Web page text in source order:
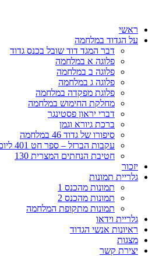
ראשי
על הגדוד במלחמה
דבר המגד דוד שובל בכנס גדוד
פלוגה א במלחמה
פלוגה ב במלחמה
פלוגה ג במלחמה
פלוגת מפקדה במלחמה
מחלקת החימוש במלחמה
דברי יראון פסטינגר
ברכת גיורא וגמן
סיפורו של גדוד 46 במלחמה
עקבות הברזל – ספר חט 401 ליום כיפור
חטיבת הנחתים המצרית 130
יזכור
גלריית תמונות
תמונות מהכנס 1
תמונות מהכנס 2
תמונות מתקופת המלחמה
גלריית וידאו
ראיונות אנשי הגדוד
מצגות
יצירת קשר